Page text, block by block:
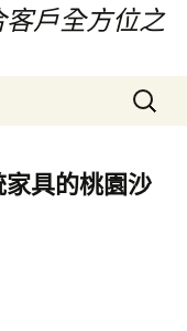
戶全方位之
搜
尋
鍵
字:
具的桃園沙